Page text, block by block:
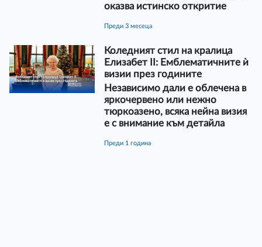
оказва истинско откритие
преди 3 месеца
Коледният стил на кралица
Елизабет II: Емблематичните ѝ
визии през годините
Независимо дали е облечена в
яркочервено или нежно
тюркоазено, всяка нейна визия
е с внимание към детайла
преди 1 година